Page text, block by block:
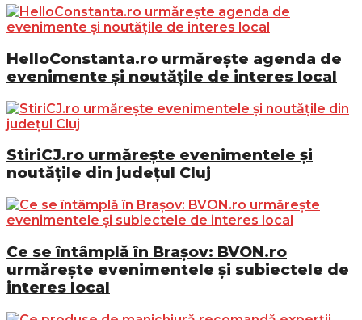
HelloConstanta.ro urmărește agenda de
evenimente și noutățile de interes local
StiriCJ.ro urmărește evenimentele și
noutățile din județul Cluj
Ce se întâmplă în Brașov: BVON.ro
urmărește evenimentele și subiectele de
interes local